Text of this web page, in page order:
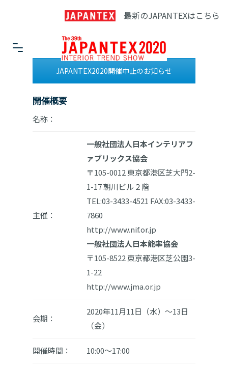
最新のJAPANTEXはこちら
JAPANTEX2020開催中止のお知らせ
開催概要
名称：
主催：
一般社団法人日本インテリアフ
ァブリックス協会
〒105-0012 東京都港区芝大門2-
1-17 朝川ビル２階
TEL:03-3433-4521 FAX:03-3433-
7860
http://www.nif.or.jp
一般社団法人日本能率協会
〒105-8522 東京都港区芝公園3-
1-22
http://www.jma.or.jp
会期：
2020年11月11日（水）～13日
（金）
開催時間： 10:00～17:00